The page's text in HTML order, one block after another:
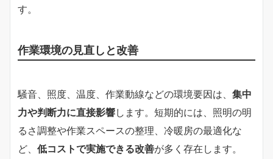
す。
作業環境の見直しと改善
騒音、照度、温度、作業動線などの環境要因は、 集中
力や判断力に直接影響します。短期的には、照明の明
るさ調整や作業スペースの整理、冷暖房の最適化な
ど、 低コストで実施できる改善が多く存在します。